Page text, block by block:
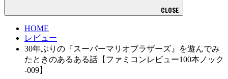
CLOSE
HOME
レビュー
30年ぶりの『スーパーマリオブラザーズ』を遊んでみ
たときのあるある話【ファミコンレビュー100本ノック
-009】